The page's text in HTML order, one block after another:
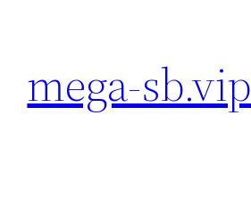
conteúdo
mega-sb.vip